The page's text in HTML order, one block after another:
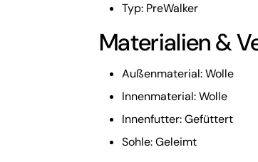
Typ: PreWalker
Materialien &
Außenmaterial: Wolle
Innenmaterial: Wolle
Innenfutter: Gefüttert
Sohle: Geleimt